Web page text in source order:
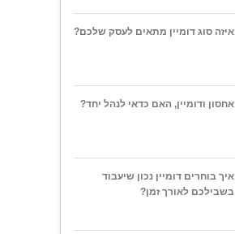
איזה סוג דומיין מתאים לעסק שלכם?
אחסון ודומיין, האם כדאי לנהל יחד?
איך בוחרים דומיין נכון שיעבוד
בשבילכם לאורך זמן?